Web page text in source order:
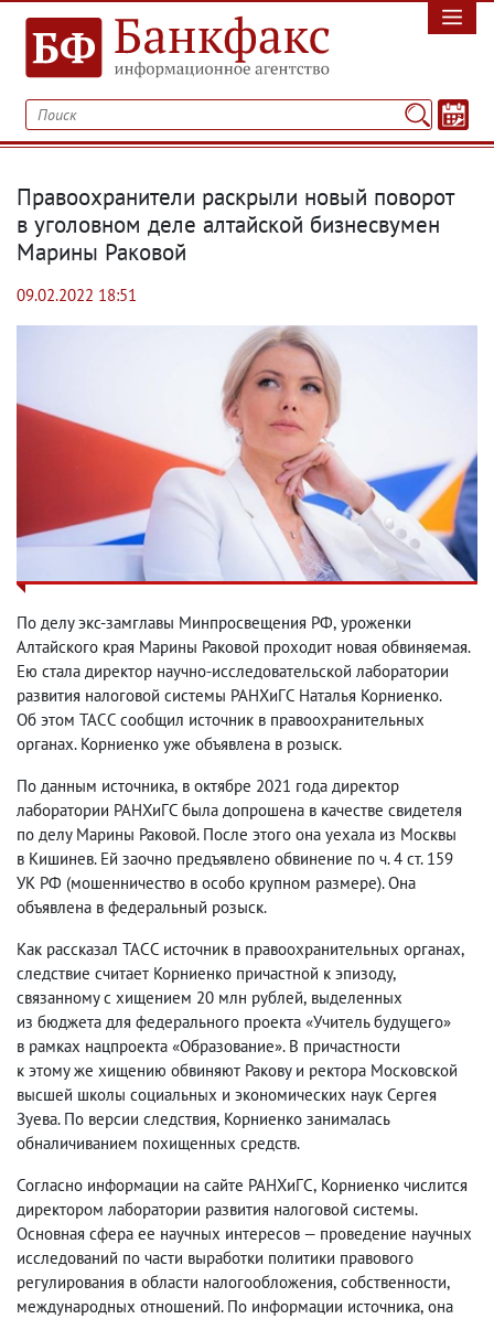
Правоохранители раскрыли новый поворот
в уголовном деле алтайской бизнесвумен
Марины Раковой
09.02.2022 18:51
По делу экс-замглавы Минпросвещения РФ, уроженки
Алтайского края Марины Раковой проходит новая обвиняемая.
Ею стала директор научно-исследовательской лаборатории
развития налоговой системы РАНХиГС Наталья Корниенко.
Об этом ТАСС сообщил источник в правоохранительных
органах. Корниенко уже объявлена в розыск.
По данным источника, в октябре 2021 года директор
лаборатории РАНХиГС была допрошена в качестве свидетеля
по делу Марины Раковой. После этого она уехала из Москвы
в Кишинев. Ей заочно предъявлено обвинение по ч. 4 ст. 159
УК РФ (мошенничество в особо крупном размере). Она
объявлена в федеральный розыск.
Как рассказал ТАСС источник в правоохранительных органах,
следствие считает Корниенко причастной к эпизоду,
связанному с хищением 20 млн рублей, выделенных
из бюджета для федерального проекта «Учитель будущего»
в рамках нацпроекта «Образование». В причастности
к этому же хищению обвиняют Ракову и ректора Московской
высшей школы социальных и экономических наук Сергея
Зуева. По версии следствия, Корниенко занималась
обналичиванием похищенных средств.
Согласно информации на сайте РАНХиГС, Корниенко числится
директором лаборатории развития налоговой системы.
Основная сфера ее научных интересов — проведение научных
исследований по части выработки политики правового
регулирования в области налогообложения, собственности,
международных отношений. По информации источника, она